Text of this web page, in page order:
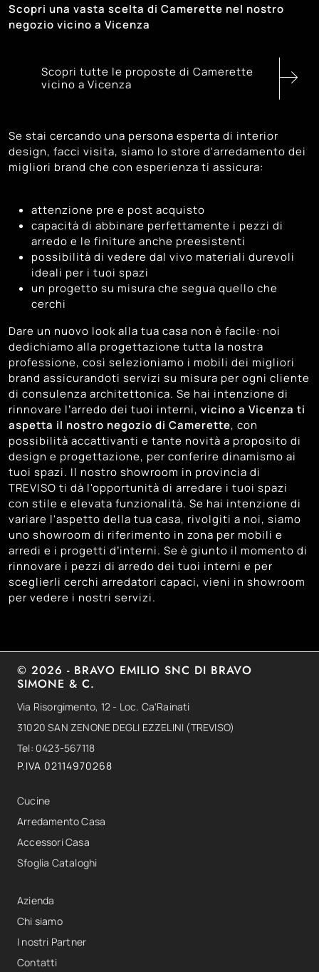
Scopri una vasta scelta di Camerette nel nostro
negozio vicino a Vicenza
Scopri tutte le proposte di Camerette
vicino a Vicenza
Se stai cercando una persona esperta di interior
design, facci visita, siamo lo store d'arredamento dei
migliori brand che con esperienza ti assicura:
attenzione pre e post acquisto
capacità di abbinare perfettamente i pezzi di
arredo e le finiture anche preesistenti
possibilità di vedere dal vivo materiali durevoli
ideali per i tuoi spazi
un progetto su misura che segua quello che
cerchi
Dare un nuovo look alla tua casa non è facile: noi
dedichiamo alla progettazione tutta la nostra
professione, così selezioniamo i mobili dei migliori
brand assicurandoti servizi su misura per ogni cliente
di consulenza architettonica. Se hai intenzione di
rinnovare l’arredo dei tuoi interni, vicino a Vicenza ti
aspetta il nostro negozio di Camerette, con
possibilità accattivanti e tante novità a proposito di
design e progettazione, per conferire dinamismo ai
tuoi spazi. Il nostro showroom in provincia di
TREVISO ti dà l'opportunità di arredare i tuoi spazi
con stile e elevata funzionalità. Se hai intenzione di
variare l'aspetto della tua casa, rivolgiti a noi, siamo
uno showroom di riferimento in zona per mobili e
arredi e i progetti d’interni. Se è giunto il momento di
rinnovare i pezzi di arredo dei tuoi interni e per
sceglierli cerchi arredatori capaci, vieni in showroom
per vedere i nostri servizi.
© 2026 - BRAVO EMILIO SNC DI BRAVO
SIMONE & C.
Via Risorgimento, 12 - Loc. Ca'Rainati
31020 SAN ZENONE DEGLI EZZELINI (TREVISO)
Tel: 0423-567118
P.IVA 02114970268
Cucine
Arredamento Casa
Accessori Casa
Sfoglia Cataloghi
Azienda
Chi siamo
I nostri Partner
Contatti